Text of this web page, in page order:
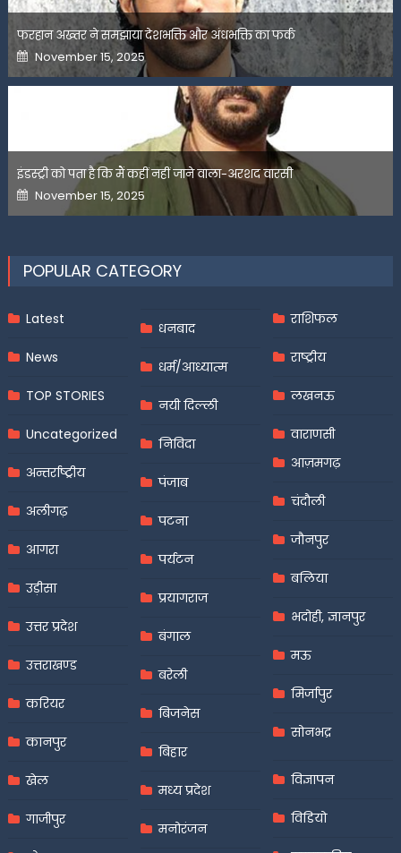
फरहान अख्तर ने समझाया देशभक्ति और अंधभक्ति का फर्क
Posted
on
November 15, 2025
इंडस्ट्री को पता है कि मैं कहीं नहीं जाने वाला-अरशद वारसी
Posted
on
November 15, 2025
POPULAR CATEGORY
Latest
News
TOP STORIES
Uncategorized
अन्तर्राष्ट्रीय
अलीगढ़
आगरा
उड़ीसा
उत्तर प्रदेश
उत्तराखण्ड
करियर
कानपुर
खेल
गाजीपुर
धनबाद
धर्म/आध्यात्म
नयी दिल्ली
निविदा
पंजाब
पटना
पर्यटन
प्रयागराज
बंगाल
बरेली
बिजनेस
बिहार
मध्य प्रदेश
मनोरंजन
राशिफल
राष्ट्रीय
लखनऊ
वाराणसी
आज़मगढ़
चंदौली
जौनपुर
बलिया
भदोही, ज्ञानपुर
मऊ
मिर्जापुर
सोनभद्र
विज्ञापन
विडियो